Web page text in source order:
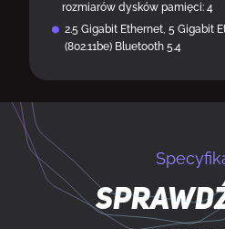
rozmiarów dysków pamięci: 4
2.5 Gigabit Ethernet, 5 Gigabit
(802.11be) Bluetooth 5.4